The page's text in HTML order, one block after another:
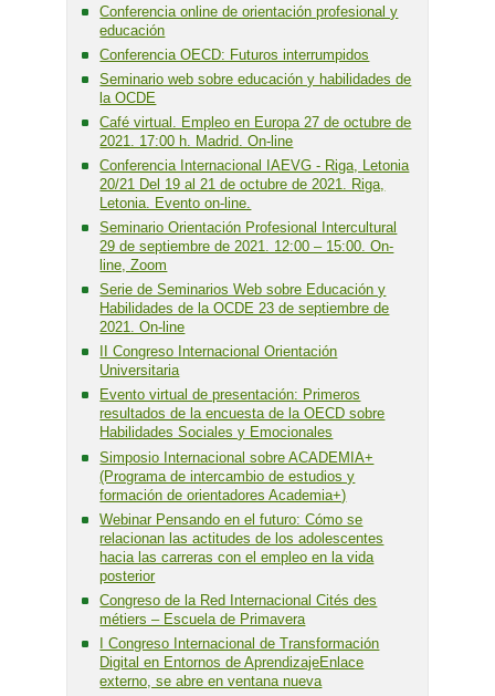
Conferencia online de orientación profesional y
educación
Conferencia OECD: Futuros interrumpidos
Seminario web sobre educación y habilidades de
la OCDE
Café virtual. Empleo en Europa 27 de octubre de
2021. 17:00 h. Madrid. On-line
Conferencia Internacional IAEVG - Riga, Letonia
20/21 Del 19 al 21 de octubre de 2021. Riga,
Letonia. Evento on-line.
Seminario Orientación Profesional Intercultural
29 de septiembre de 2021. 12:00 – 15:00. On-
line, Zoom
Serie de Seminarios Web sobre Educación y
Habilidades de la OCDE 23 de septiembre de
2021. On-line
II Congreso Internacional Orientación
Universitaria
Evento virtual de presentación: Primeros
resultados de la encuesta de la OECD sobre
Habilidades Sociales y Emocionales
Simposio Internacional sobre ACADEMIA+
(Programa de intercambio de estudios y
formación de orientadores Academia+)
Webinar Pensando en el futuro: Cómo se
relacionan las actitudes de los adolescentes
hacia las carreras con el empleo en la vida
posterior
Congreso de la Red Internacional Cités des
métiers – Escuela de Primavera
I Congreso Internacional de Transformación
Digital en Entornos de AprendizajeEnlace
externo, se abre en ventana nueva